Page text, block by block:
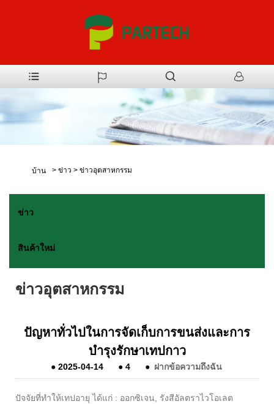
บ้าน > ข่าว > ข่าวอุตสาหกรรม
ข่าว
สินค้าใหม่
ข่าวอุตสาหกรรม
ปัญหาทั่วไปในการจัดเก็บการขนส่งและการ
บำรุงรักษาเทปกาว
● 2025-04-14 ● 4 ● ฝากข้อความถึงฉัน
ปัจจัยที่ทำให้เทปอายุ ได้แก่ : ออกซิเจน, รังสีอัลตราไวโอเลต